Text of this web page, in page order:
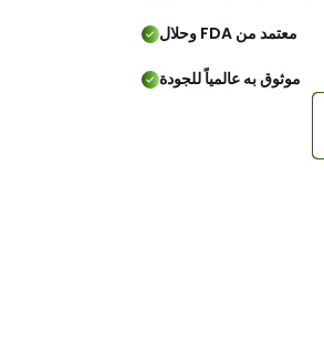
معتمد من FDA وحلال
موثوق به عالمياً للجودة